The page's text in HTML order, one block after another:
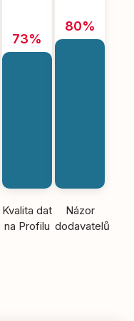
73%
Kvalita dat
na Profilu
80%
Názor
dodavatelů